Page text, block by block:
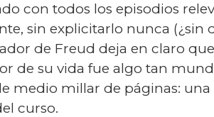
con todos los episodios
sin explicitarlo nunca (¿sin
de Freud deja en claro
de su vida fue algo tan
medio millar de páginas:
curso.